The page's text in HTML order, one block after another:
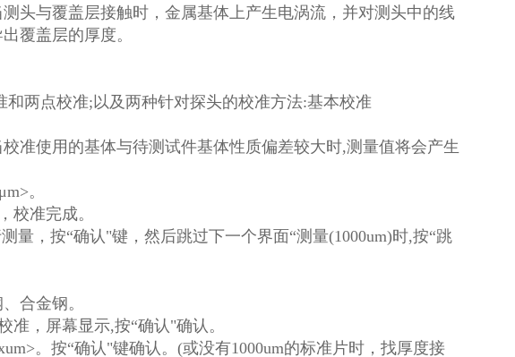
头与覆盖层接触时，金属基体上产生电涡流，并对测头中的线
可导出覆盖层的厚度。
两点校准;以及两种针对探头的校准方法:基本校准
准使用的基体与待测试件基体性质偏差较大时,测量值将会产生
。
校准完成。
量，按“确认"键，然后跳过下一个界面“测量(1000um)时,按“跳
合金钢。
准，屏幕显示,按“确认"确认。
。按“确认"键确认。(或没有1000um的标准片时，找厚度接